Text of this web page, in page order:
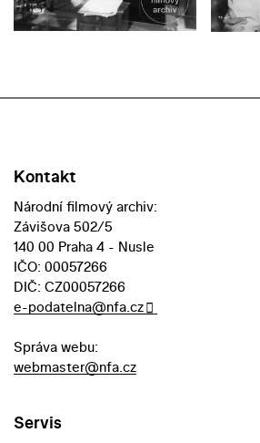
Kontakt
Národní filmový archiv:
Závišova 502/5
140 00 Praha 4 - Nusle
IČO: 00057266
DIČ: CZ00057266
e-podatelna@nfa.cz
Správa webu:
webmaster@nfa.cz
Servis